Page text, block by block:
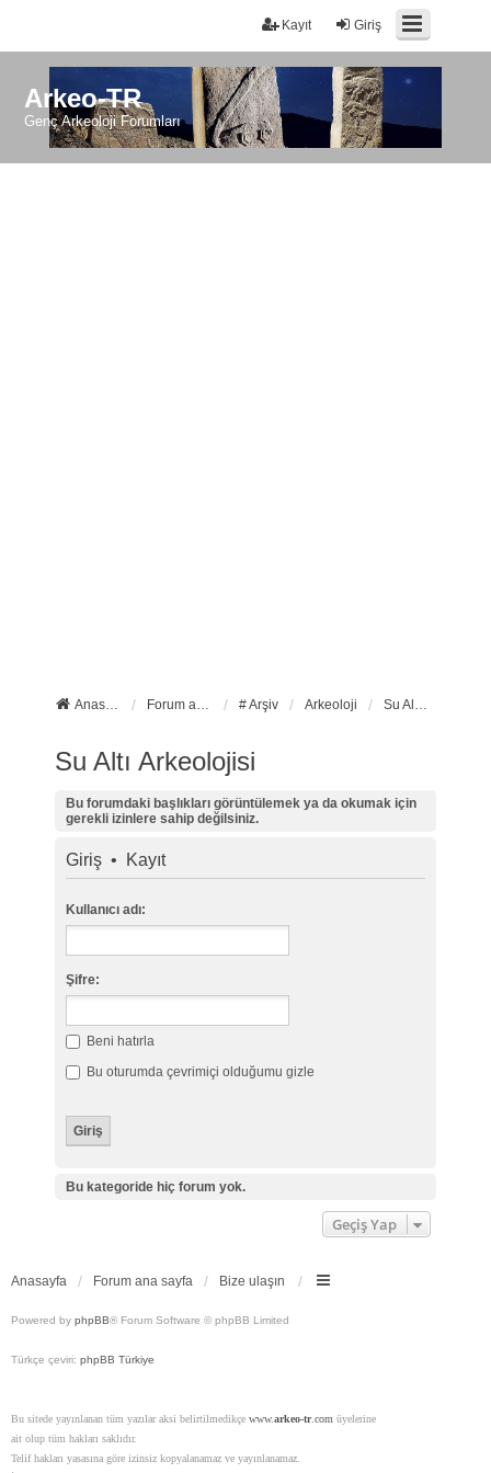
Giriş
Kayıt
Arkeo-TR
Genç Arkeoloji Forumları
Anasayfa Forum ana sayfa # Arşiv Arkeoloji Su Altı Arkeolojisi
Su Altı Arkeolojisi
Bu forumdaki başlıkları görüntülemek ya da okumak için
gerekli izinlere sahip değilsiniz.
Giriş• Kayıt
Kullanıcı adı:
Şifre:
Beni hatırla
Bu oturumda çevrimiçi olduğumu gizle
Bu kategoride hiç forum yok.
Geçiş Yap
Anasayfa Forum ana sayfa Bize ulaşın
Powered by phpBB® Forum Software © phpBB Limited
Türkçe çeviri: phpBB Türkiye
Bu sitede yayınlanan tüm yazılar aksi belirtilmedikçe www.arkeo-tr.com üyelerine
ait olup tüm hakları saklıdır.
Telif hakları yasasına göre izinsiz kopyalanamaz ve yayınlanamaz.